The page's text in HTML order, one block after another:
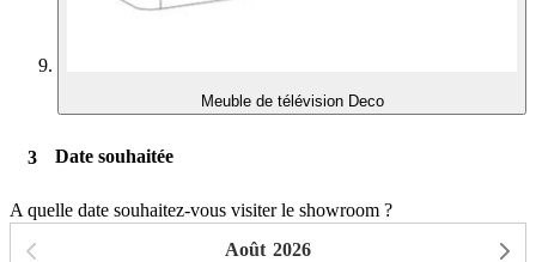
Meuble de télévision Deco
Date souhaitée
A quelle date souhaitez-vous visiter le showroom ?
Août 2026